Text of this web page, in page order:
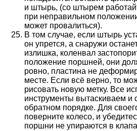
и штырь, (со штырем
при неправильном
может провалиться).
В том случае, если штырь
он упрется, а снаружи
излишка, коленвал
положение поршней, они
ровно, пластина не
месте. Если всё верно, то
рисовать новую метку. Все
инструменты вытаскиваем и
обратном порядке. Для
поверните колесо, и
поршни не упираются в